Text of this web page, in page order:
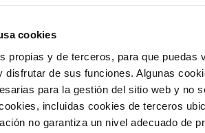
cookies
propias y de terceros, para que puedas
disfrutar de sus funciones. Algunas
para la gestión del sitio web y no
incluidas cookies de terceros
no garantiza un nivel adecuado de
la voz de los jóvenes en la
escenarios futuros y el
a los principales